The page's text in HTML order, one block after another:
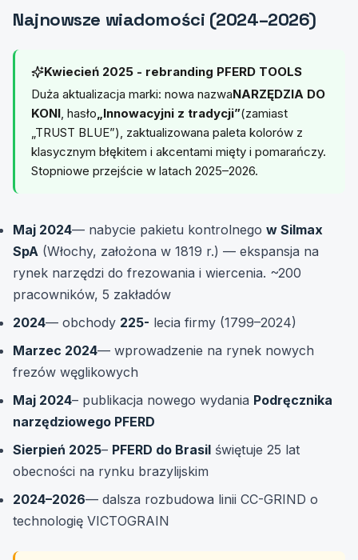
Najnowsze wiadomości (2024–2026)
Kwiecień 2025 - rebranding PFERD TOOLS
Duża aktualizacja marki: nowa nazwaNARZĘDZIA DO
KONI, hasło„Innowacyjni z tradycji”(zamiast
„TRUST BLUE”), zaktualizowana paleta kolorów z
klasycznym błękitem i akcentami mięty i pomarańczy.
Stopniowe przejście w latach 2025–2026.
Maj 2024— nabycie pakietu kontrolnego w Silmax
SpA (Włochy, założona w 1819 r.) — ekspansja na
rynek narzędzi do frezowania i wiercenia. ~200
pracowników, 5 zakładów
2024— obchody 225- lecia firmy (1799–2024)
Marzec 2024— wprowadzenie na rynek nowych
frezów węglikowych
Maj 2024– publikacja nowego wydania Podręcznika
narzędziowego PFERD
Sierpień 2025– PFERD do Brasil świętuje 25 lat
obecności na rynku brazylijskim
2024–2026— dalsza rozbudowa linii CC-GRIND o
technologię VICTOGRAIN